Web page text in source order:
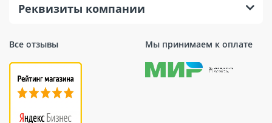
Все отзывы Мы принимаем к оплате
Реквизиты компании